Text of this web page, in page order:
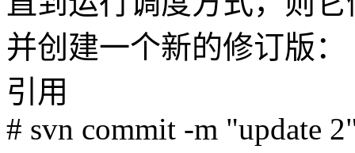
并创建一个新的修订版：
引用
# svn commit -m "update